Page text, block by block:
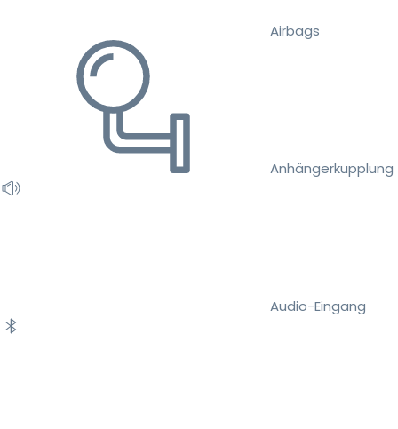
Airbags
Anhängerkupplung
Audio-Eingang